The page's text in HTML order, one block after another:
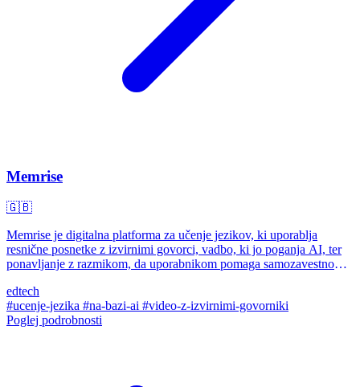
Memrise
🇬🇧
Memrise je digitalna platforma za učenje jezikov, ki uporablja
resnične posnetke z izvirnimi govorci, vadbo, ki jo poganja AI, ter
ponavljanje z razmikom, da uporabnikom pomaga samozavestno
edtech
#ucenje-jezika #na-bazi-ai #video-z-izvirnimi-govorniki
Poglej podrobnosti